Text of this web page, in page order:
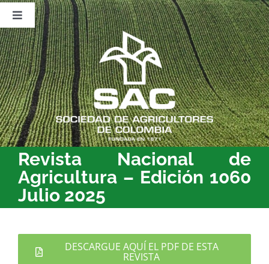
Saltar
contenido
Toggle
Navigation
Nosotros
Publicaciones
Sala de Prensa
Eventos
Revista Nacional de
Agricultura – Edición 1060
Julio 2025
DESCARGUE AQUÍ EL PDF DE ESTA
REVISTA